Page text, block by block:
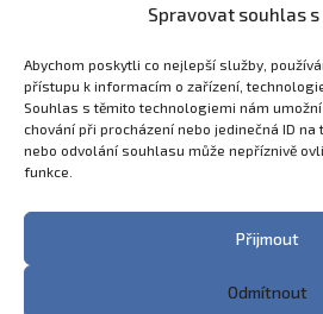
Spravovat souhlas s
Abychom poskytli co nejlepší služby,
přístupu k informacím o zařízení,
Souhlas s těmito technologiemi nám
chování při procházení nebo jedinečná ID
nebo odvolání souhlasu může nepříznivě
funkce.
Přijmout
Odmítnout
493 623 021, 493
Pověřenec pro ochranu
Innovation One s.r.o. IČO: 04734807
Filip Šikola +420 775 992 451